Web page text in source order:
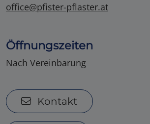
office@pfister-pflaster.at
Öffnungszeiten
Nach Vereinbarung
Kontakt